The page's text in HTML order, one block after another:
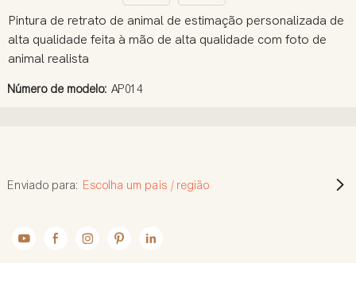
Pintura de retrato de animal de estimação personalizada de
alta qualidade feita à mão de alta qualidade com foto de
animal realista
Número de modelo: AP014
Enviado para: Escolha um país / região